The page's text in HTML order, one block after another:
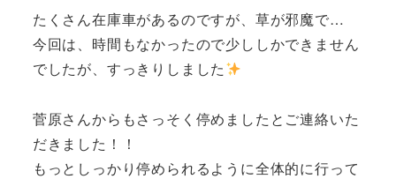
たくさん在庫車があるのですが、草が邪魔で…
今回は、時間もなかったので少ししかできません
でしたが、すっきりしました
菅原さんからもさっそく停めましたとご連絡いた
だきました！！
もっとしっかり停められるように全体的に行って